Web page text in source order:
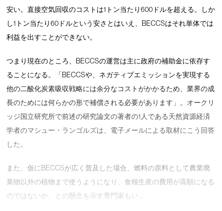
安い。直接空気回収のコストは1トン当たり600ドルを超える。しか
し1トン当たり60ドルという安さとはいえ、BECCSはそれ単体では
利益を出すことができない。
つまり現在のところ、BECCSの運営は主に政府の補助金に依存す
ることになる。「BECCSや、ネガティブエミッションを実現する
他の二酸化炭素吸収戦略には余分なコストがかかるため、業界の成
長のためには何らかの形で補償される必要があります」。オークリ
ッジ国立研究所で前述の研究論文の著者の1人である天然資源経済
学者のマシュー・ランゴルズは、電子メールによる取材にこう回答
した。
また、仮にBECCSが広く普及した場合、燃料の原料として農業廃
棄物以外の植物まで使うようになり、食糧生産の費用が高額になる
のではないか、との懸念を示す専門家もい …